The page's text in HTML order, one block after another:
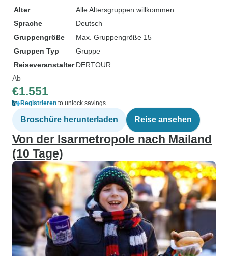
Alter
Alle Altersgruppen willkommen
Sprache
Deutsch
Gruppengröße
Max. Gruppengröße 15
Gruppen Typ
Gruppe
Reiseveranstalter DERTOUR
Ab
€1.551
Registrieren to unlock savings
Broschüre herunterladen Reise ansehen
Von der Isarmetropole nach Mailand
(10 Tage)